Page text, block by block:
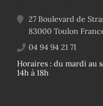
27 Boulevard de
83000 Toulon
04 94 94 21 71
Horaires : du mardi au
14h à 18h